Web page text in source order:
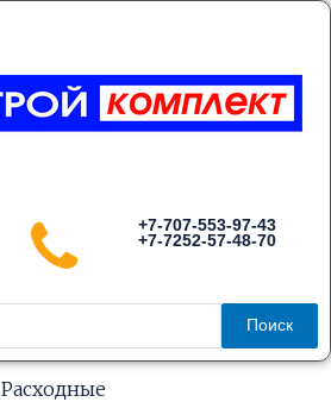
+7-707-553-97-43
+7-7252-57-48-70
Поиск
Расходные